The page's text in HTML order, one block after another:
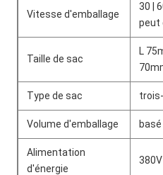
Vitesse d'emballage
30 |
peut
Taille de sac
L
Type de sac
Volume d'emballage
Alimentation
d'énergie